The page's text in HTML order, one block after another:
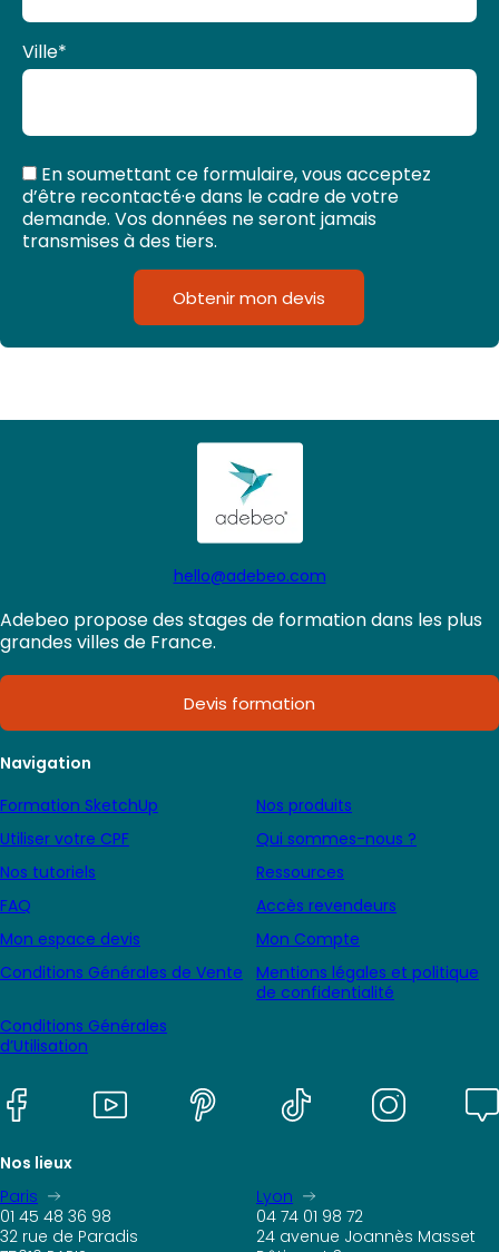
Ville*
En soumettant ce formulaire, vous acceptez
d’être recontacté·e dans le cadre de votre
demande. Vos données ne seront jamais
transmises à des tiers.
Obtenir mon devis
hello@adebeo.com
Adebeo propose des stages de formation dans les plus
grandes villes de France.
Devis formation
Navigation
Formation SketchUp
Nos produits
Utiliser votre CPF
Qui sommes-nous ?
Nos tutoriels
Ressources
FAQ
Accès revendeurs
Mon espace devis
Mon Compte
Conditions Générales de Vente
Mentions légales et politique
de confidentialité
Conditions Générales
d’Utilisation
Nos lieux
Paris
01 45 48 36 98
32 rue de Paradis
Lyon
04 74 01 98 72
24 avenue Joannès Masset